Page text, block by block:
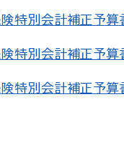
特別会計補正予算
特別会計補正予算
特別会計補正予算